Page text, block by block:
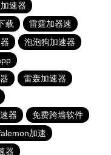
速器
载
雷霆加器速
泡泡狗加速器
雷轰加速器
器
免费跨墙软件
加速
器